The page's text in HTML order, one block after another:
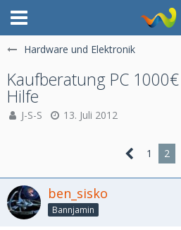
Hardware und Elektronik
Kaufberatung PC
Hilfe
J-S-S 13. Juli 2012
1 2
ben_sisko
Bannjamin